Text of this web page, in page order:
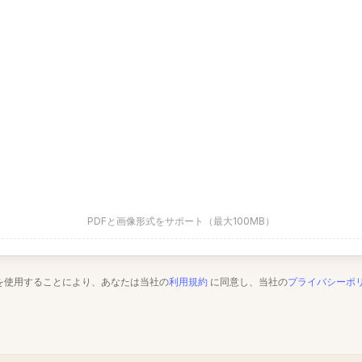
PDFと画像形式をサポート（最大100MB）
使用することにより、あなたは当社の利用規約 に同意し、当社のプライバシーポ